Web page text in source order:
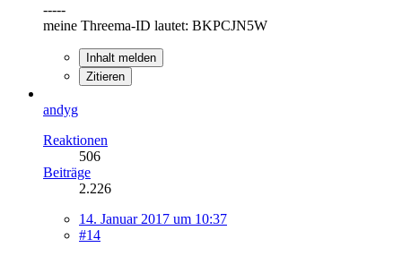
-----
meine Threema-ID lautet: BKPCJN5W
Inhalt melden
Zitieren
andyg
Reaktionen
506
Beiträge
2.226
14. Januar 2017 um 10:37
#14